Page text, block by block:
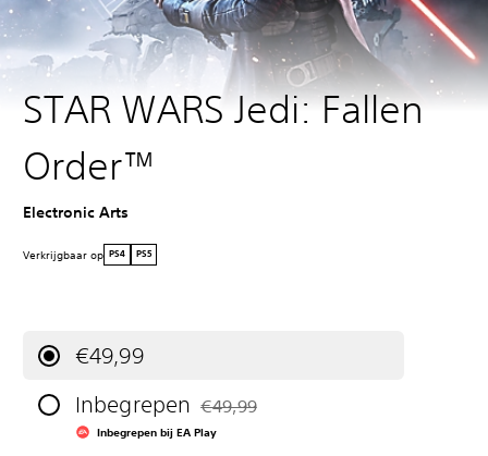
STAR WARS Jedi: Fallen
Order™
Electronic Arts
Verkrijgbaar op PS4 PS5
€49,99
Inbegrepen
Korting ten opzichte van de
€49,99
Inbegrepen bij EA Play